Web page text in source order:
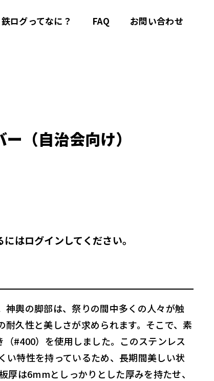
鉄ログってなに？ FAQ お問い合わせ
（自治会向け）
はログインしてください。
神輿の脚部は、祭りの間中多くの人々が触
耐久性と美しさが求められます。そこで、素
#400）を使用しました。このステンレス
い特性を持っているため、長期間美しい状
厚は6mmとしっかりとした厚みを持たせ、